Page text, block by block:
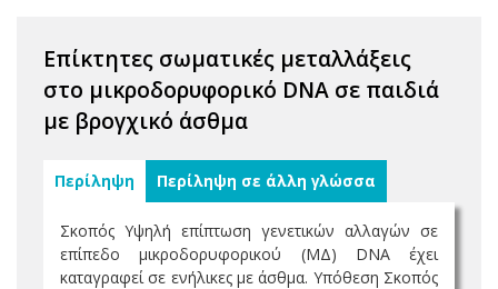
Επίκτητες σωματικές μεταλλάξεις
στο μικροδορυφορικό DNA σε παιδιά
με βρογχικό άσθμα
Περίληψη Περίληψη σε άλλη γλώσσα
Σκοπός Υψηλή επίπτωση γενετικών αλλαγών σε
επίπεδο μικροδορυφορικού (ΜΔ) DNA έχει
καταγραφεί σε ενήλικες με άσθμα. Υπόθεση Σκοπός